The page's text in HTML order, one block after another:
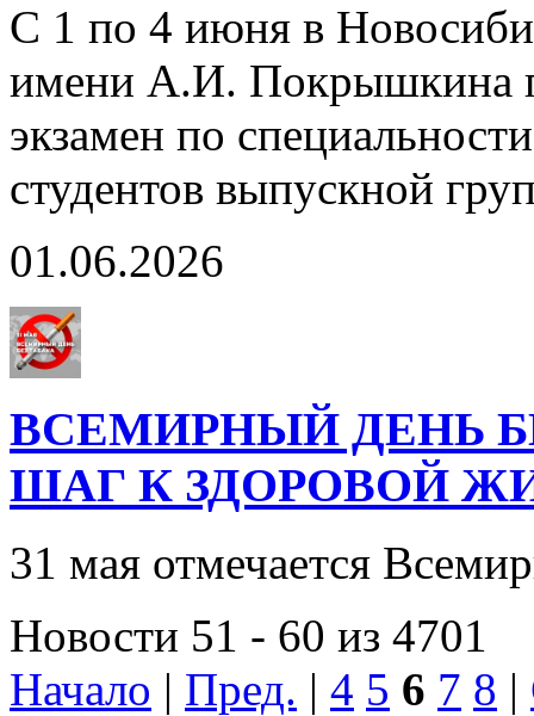
С 1 по 4 июня в
имени А.И. Покрышкина
экзамен по
студентов выпускной
01.06.2026
ВСЕМИРНЫЙ ДЕНЬ
ШАГ К ЗДОРОВОЙ
31 мая отмечается
Новости 51 - 60 из 4701
Начало | Пред. | 4 5 6 7 8 |